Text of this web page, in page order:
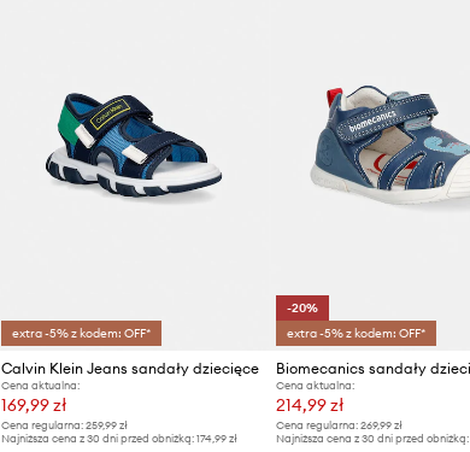
extra -5% z kodem: OFF*
Calvin Klein Jeans sandały dziecięce
Cena aktualna:
169,99 zł
Cena regularna: 259,99 zł
Najniższa cena z 30 dni przed obniżką: 174,99 zł
-20%
extra -5% z kodem: OFF*
Cena aktualna:
214,99 zł
Cena regularna: 269,99 zł
Najniższa cena z 30 dni przed obniżką: